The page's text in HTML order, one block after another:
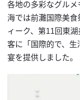
各地の多彩なグルメ
海では前灘国際美
ィーク、第11回東
客に「国際的で、
宴を提供しました。